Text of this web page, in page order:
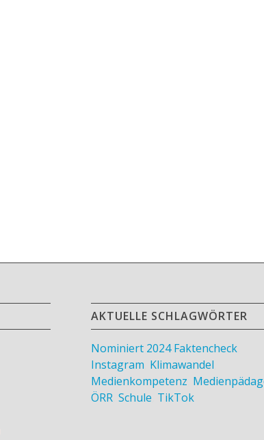
AKTUELLE SCHLAGWÖRTER
Nominiert 2024 Faktencheck,
Instagram Klimawandel
Medienkompetenz
ÖRR, Schule TikTok